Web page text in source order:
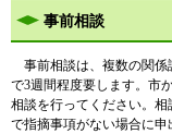
事前相談
事前相談は、複数の関係
で3週間程度要します。市
相談を行ってください。
で指摘事項がない場合に申